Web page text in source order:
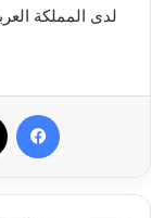
لدى المملكة